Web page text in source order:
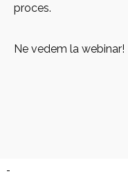
proces.
Ne vedem la webinar!